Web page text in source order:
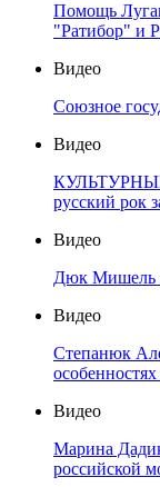
Помощь
"Ратибор" и
Видео
Союзное
Видео
русский рок
Видео
Дюк Мишель
Видео
Степанюк
Видео
Марина
российской